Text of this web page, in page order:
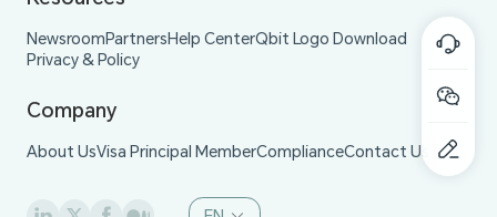
NewsroomPartnersHelp CenterQbit Logo Download
Privacy & Policy
Company
About UsVisa Principal MemberComplianceContact Us